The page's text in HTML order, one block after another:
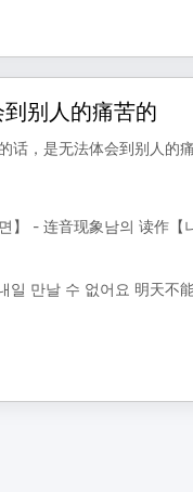
别人的痛苦的
话，是无法体会到别人的
】 - 连音现象남의 读作
만날 수 없어요 明天不